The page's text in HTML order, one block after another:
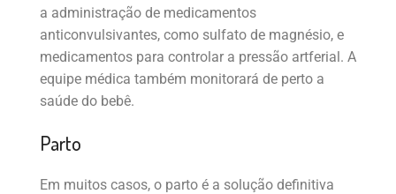
a administração de medicamentos
anticonvulsivantes, como sulfato de magnésio, e
medicamentos para controlar a pressão artferial. A
equipe médica também monitorará de perto a
saúde do bebê.
Parto
Em muitos casos, o parto é a solução definitiva